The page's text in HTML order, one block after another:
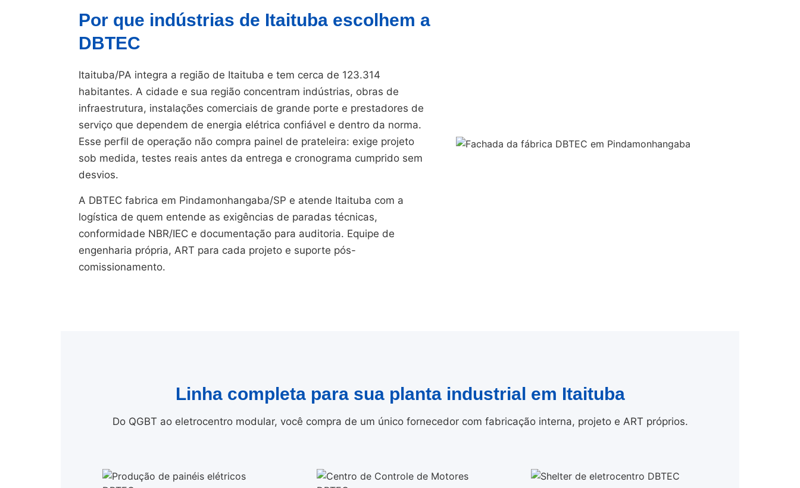
Por que indústrias de Itaituba escolhem a
DBTEC
Itaituba/PA integra a região de Itaituba e tem cerca de 123.314
habitantes. A cidade e sua região concentram indústrias, obras de
infraestrutura, instalações comerciais de grande porte e prestadores de
serviço que dependem de energia elétrica confiável e dentro da norma.
Esse perfil de operação não compra painel de prateleira: exige projeto
sob medida, testes reais antes da entrega e cronograma cumprido sem
desvios.
A DBTEC fabrica em Pindamonhangaba/SP e atende Itaituba com a
logística de quem entende as exigências de paradas técnicas,
conformidade NBR/IEC e documentação para auditoria. Equipe de
engenharia própria, ART para cada projeto e suporte pós-
comissionamento.
Linha completa para sua planta industrial em Itaituba
Do QGBT ao eletrocentro modular, você compra de um único fornecedor com fabricação interna, projeto e ART próprios.